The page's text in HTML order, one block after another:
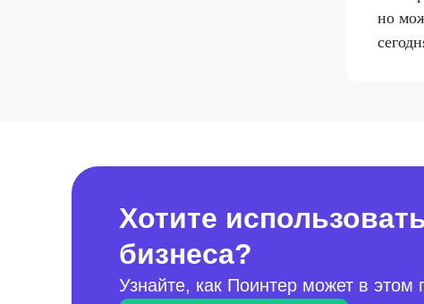
но
Хотите
бизнеса?
Узнайте, как Поинтер может в этом